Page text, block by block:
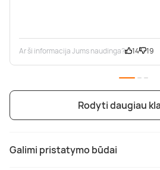
Galimi pristatymo būdai
Ar ši informacija Jums naudinga? 14 19
Rodyti daugiau